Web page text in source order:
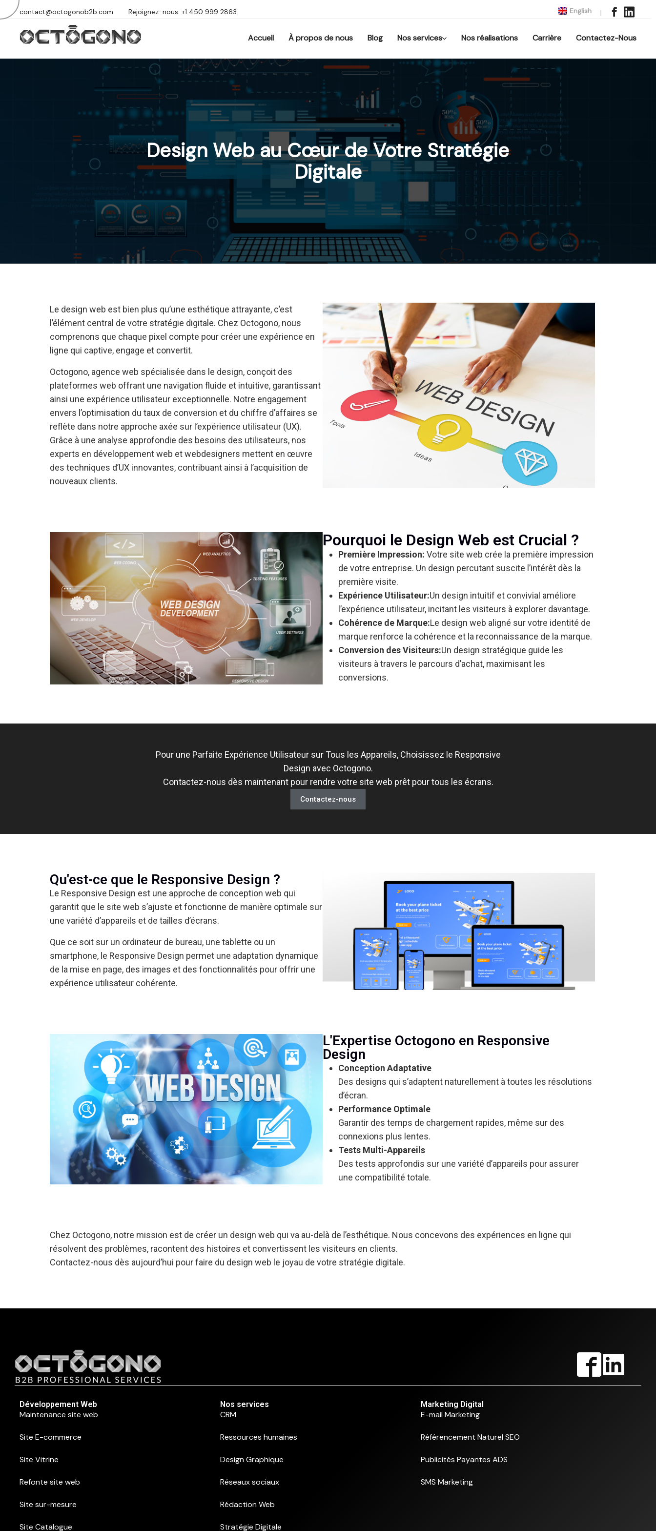
contact@octogonob2b.com Rejoignez-nous: +1 450 999 2863 English
Accueil À propos de nous Blog Nos services Nos réalisations Carrière Contactez-Nous
Design Web au Cœur de Votre Stratégie
Digitale
Le design web est bien plus qu’une esthétique attrayante, c’est
l’élément central de votre stratégie digitale. Chez Octogono, nous
comprenons que chaque pixel compte pour créer une expérience en
ligne qui captive, engage et convertit.
Octogono, agence web spécialisée dans le design, conçoit des
plateformes web offrant une navigation fluide et intuitive, garantissant
ainsi une expérience utilisateur exceptionnelle. Notre engagement
envers l’optimisation du taux de conversion et du chiffre d’affaires se
reflète dans notre approche axée sur l’expérience utilisateur (UX).
Grâce à une analyse approfondie des besoins des utilisateurs, nos
experts en développement web et webdesigners mettent en œuvre
des techniques d’UX innovantes, contribuant ainsi à l’acquisition de
nouveaux clients.
Pourquoi le Design Web est Crucial ?
Première Impression: Votre site web crée la première impression
de votre entreprise. Un design percutant suscite l’intérêt dès la
première visite.
Expérience Utilisateur:Un design intuitif et convivial améliore
l’expérience utilisateur, incitant les visiteurs à explorer davantage.
Cohérence de Marque:Le design web aligné sur votre identité de
marque renforce la cohérence et la reconnaissance de la marque.
Conversion des Visiteurs:Un design stratégique guide les
visiteurs à travers le parcours d’achat, maximisant les
conversions.
Pour une Parfaite Expérience Utilisateur sur Tous les Appareils, Choisissez le Responsive
Design avec Octogono.
Contactez-nous dès maintenant pour rendre votre site web prêt pour tous les écrans.
Contactez-nous
Qu'est-ce que le Responsive Design ?
Le Responsive Design est une approche de conception web qui
garantit que le site web s’ajuste et fonctionne de manière optimale sur
une variété d’appareils et de tailles d’écrans.
Que ce soit sur un ordinateur de bureau, une tablette ou un
smartphone, le Responsive Design permet une adaptation dynamique
de la mise en page, des images et des fonctionnalités pour offrir une
expérience utilisateur cohérente.
L'Expertise Octogono en Responsive
Design
Conception Adaptative
Des designs qui s’adaptent naturellement à toutes les résolutions
d’écran.
Performance Optimale
Garantir des temps de chargement rapides, même sur des
connexions plus lentes.
Tests Multi-Appareils
Des tests approfondis sur une variété d’appareils pour assurer
une compatibilité totale.
Chez Octogono, notre mission est de créer un design web qui va au-delà de l’esthétique. Nous concevons des expériences en ligne qui
résolvent des problèmes, racontent des histoires et convertissent les visiteurs en clients.
Contactez-nous dès aujourd’hui pour faire du design web le joyau de votre stratégie digitale.
Développement Web
Maintenance site web
Site E-commerce
Site Vitrine
Refonte site web
Site sur-mesure
Site Catalogue
Nos services
CRM
Ressources humaines
Design Graphique
Réseaux sociaux
Rédaction Web
Stratégie Digitale
Marketing Digital
E-mail Marketing
Référencement Naturel SEO
Publicités Payantes ADS
SMS Marketing